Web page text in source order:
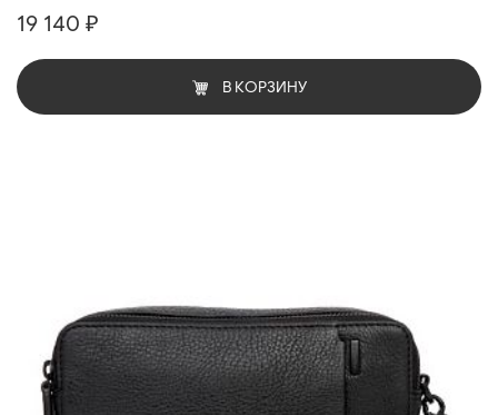
19 140 ₽
В КОРЗИНУ